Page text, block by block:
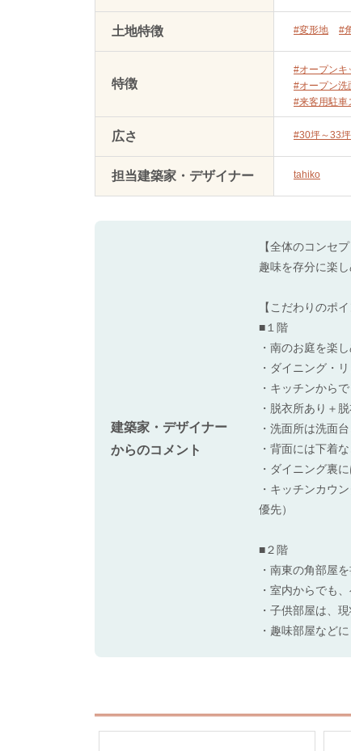
土地特徴 #変形地 #
特徴
#オープンキ
#オープン洗
#来客用駐車
広さ #30坪～33坪
担当建築家・デザイナー tahiko
建築家・デザイナー
からのコメント
【全体のコンセプ
趣味を存分に楽
【こだわりのポイ
■１階
・南のお庭を楽
・ダイニング・
・キッチンから
・脱衣所あり＋
・洗面所は洗面
・背面には下着
・ダイニング裏
・キッチンカウ
優先）
■２階
・南東の角部屋
・室内からでも
・子供部屋は、
・趣味部屋など